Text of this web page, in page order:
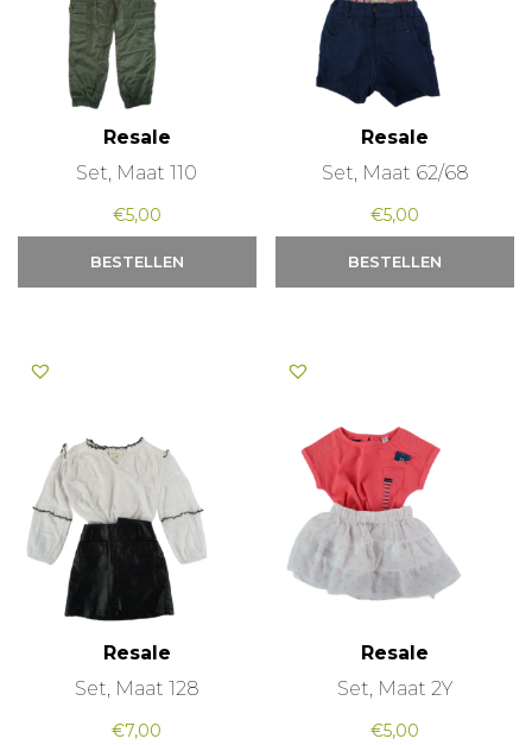
Resale
Set, Maat 110
€5,00
BESTELLEN
Resale
Set, Maat 62/68
€5,00
BESTELLEN
Resale
Set, Maat 128
€7,00
Resale
Set, Maat 2Y
€5,00